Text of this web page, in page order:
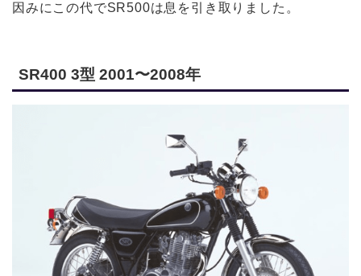
因みにこの代でSR500は息を引き取りました。
SR400 3型 2001〜2008年